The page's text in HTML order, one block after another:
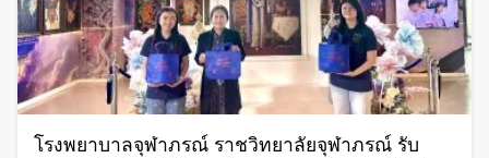
โรงพยาบาลจุฬาภรณ์ ราชวิทยาลัยจุฬาภรณ์ รับ